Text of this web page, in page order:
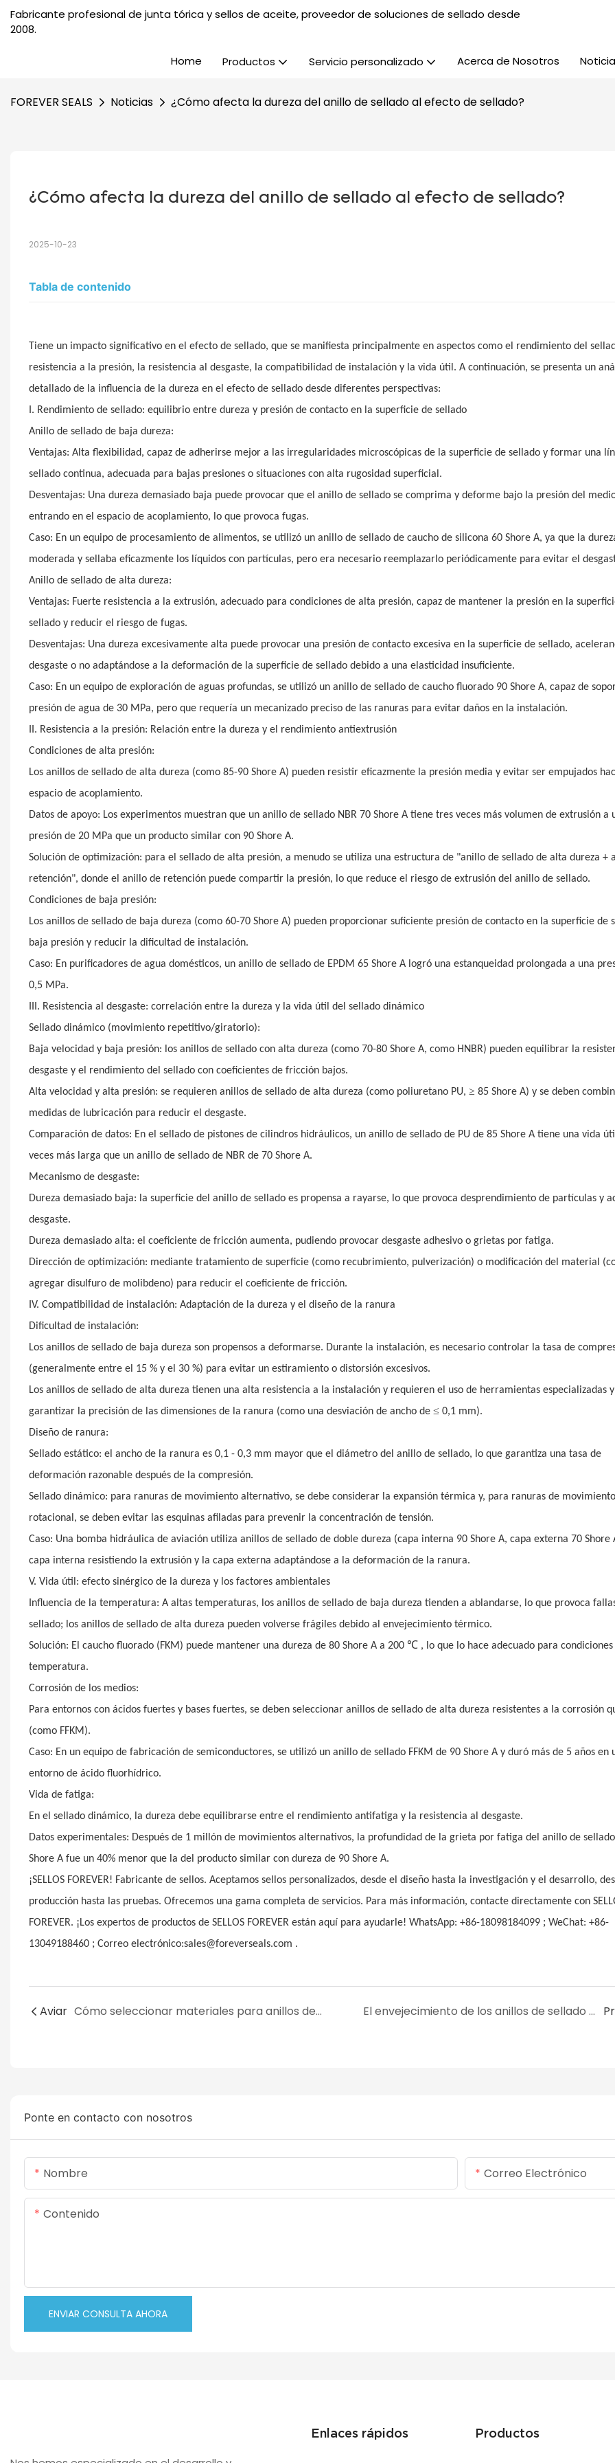
Fabricante profesional de junta tórica y sellos de aceite, proveedor de soluciones de sellado desde
2008.
Home Productos Servicio personalizado Acerca de Nosotros
FOREVER SEALS Noticias ¿Cómo afecta la dureza del anillo de sellado al efecto de sellado?
¿Cómo afecta la dureza del anillo de sellado al efecto de sellado?
2025-10-23
Tabla de contenido
Tiene un impacto significativo en el efecto de sellado, que se manifiesta principalmente en aspectos como el rendimiento del
resistencia a la presión, la resistencia al desgaste, la compatibilidad de instalación y la vida útil. A continuación, se presenta un
detallado de la influencia de la dureza en el efecto de sellado desde diferentes perspectivas:
I. Rendimiento de sellado: equilibrio entre dureza y presión de contacto en la superficie de sellado
Anillo de sellado de baja dureza:
Ventajas: Alta flexibilidad, capaz de adherirse mejor a las irregularidades microscópicas de la superficie de sellado y formar una
sellado continua, adecuada para bajas presiones o situaciones con alta rugosidad superficial.
Desventajas: Una dureza demasiado baja puede provocar que el anillo de sellado se comprima y deforme bajo la presión del
entrando en el espacio de acoplamiento, lo que provoca fugas.
Caso: En un equipo de procesamiento de alimentos, se utilizó un anillo de sellado de caucho de silicona 60 Shore A, ya que la
moderada y sellaba eficazmente los líquidos con partículas, pero era necesario reemplazarlo periódicamente para evitar el
Anillo de sellado de alta dureza:
Ventajas: Fuerte resistencia a la extrusión, adecuado para condiciones de alta presión, capaz de mantener la presión en la
sellado y reducir el riesgo de fugas.
Desventajas: Una dureza excesivamente alta puede provocar una presión de contacto excesiva en la superficie de sellado,
desgaste o no adaptándose a la deformación de la superficie de sellado debido a una elasticidad insuficiente.
Caso: En un equipo de exploración de aguas profundas, se utilizó un anillo de sellado de caucho fluorado 90 Shore A, capaz de
presión de agua de 30 MPa, pero que requería un mecanizado preciso de las ranuras para evitar daños en la instalación.
II. Resistencia a la presión: Relación entre la dureza y el rendimiento antiextrusión
Condiciones de alta presión:
Los anillos de sellado de alta dureza (como 85-90 Shore A) pueden resistir eficazmente la presión media y evitar ser empujados
espacio de acoplamiento.
Datos de apoyo: Los experimentos muestran que un anillo de sellado NBR 70 Shore A tiene tres veces más volumen de extrusión a
presión de 20 MPa que un producto similar con 90 Shore A.
Solución de optimización: para el sellado de alta presión, a menudo se utiliza una estructura de "anillo de sellado de alta dureza +
retención", donde el anillo de retención puede compartir la presión, lo que reduce el riesgo de extrusión del anillo de sellado.
Condiciones de baja presión:
Los anillos de sellado de baja dureza (como 60-70 Shore A) pueden proporcionar suficiente presión de contacto en la superficie de
baja presión y reducir la dificultad de instalación.
Caso: En purificadores de agua domésticos, un anillo de sellado de EPDM 65 Shore A logró una estanqueidad prolongada a una
0,5 MPa.
III. Resistencia al desgaste: correlación entre la dureza y la vida útil del sellado dinámico
Sellado dinámico (movimiento repetitivo/giratorio):
Baja velocidad y baja presión: los anillos de sellado con alta dureza (como 70-80 Shore A, como HNBR) pueden equilibrar la
desgaste y el rendimiento del sellado con coeficientes de fricción bajos.
Alta velocidad y alta presión: se requieren anillos de sellado de alta dureza (como poliuretano PU, ≥ 85 Shore A) y se deben
medidas de lubricación para reducir el desgaste.
Comparación de datos: En el sellado de pistones de cilindros hidráulicos, un anillo de sellado de PU de 85 Shore A tiene una vida
veces más larga que un anillo de sellado de NBR de 70 Shore A.
Mecanismo de desgaste:
Dureza demasiado baja: la superficie del anillo de sellado es propensa a rayarse, lo que provoca desprendimiento de partículas y
desgaste.
Dureza demasiado alta: el coeficiente de fricción aumenta, pudiendo provocar desgaste adhesivo o grietas por fatiga.
Dirección de optimización: mediante tratamiento de superficie (como recubrimiento, pulverización) o modificación del material
agregar disulfuro de molibdeno) para reducir el coeficiente de fricción.
IV. Compatibilidad de instalación: Adaptación de la dureza y el diseño de la ranura
Dificultad de instalación:
Los anillos de sellado de baja dureza son propensos a deformarse. Durante la instalación, es necesario controlar la tasa de
(generalmente entre el 15 % y el 30 %) para evitar un estiramiento o distorsión excesivos.
Los anillos de sellado de alta dureza tienen una alta resistencia a la instalación y requieren el uso de herramientas especializadas y
garantizar la precisión de las dimensiones de la ranura (como una desviación de ancho de ≤ 0,1 mm).
Diseño de ranura:
Sellado estático: el ancho de la ranura es 0,1 - 0,3 mm mayor que el diámetro del anillo de sellado, lo que garantiza una tasa de
deformación razonable después de la compresión.
Sellado dinámico: para ranuras de movimiento alternativo, se debe considerar la expansión térmica y, para ranuras de movimiento
rotacional, se deben evitar las esquinas afiladas para prevenir la concentración de tensión.
Caso: Una bomba hidráulica de aviación utiliza anillos de sellado de doble dureza (capa interna 90 Shore A, capa externa 70 Shore
capa interna resistiendo la extrusión y la capa externa adaptándose a la deformación de la ranura.
V. Vida útil: efecto sinérgico de la dureza y los factores ambientales
Influencia de la temperatura: A altas temperaturas, los anillos de sellado de baja dureza tienden a ablandarse, lo que provoca
sellado; los anillos de sellado de alta dureza pueden volverse frágiles debido al envejecimiento térmico.
Solución: El caucho fluorado (FKM) puede mantener una dureza de 80 Shore A a 200 ℃ , lo que lo hace adecuado para
temperatura.
Corrosión de los medios:
Para entornos con ácidos fuertes y bases fuertes, se deben seleccionar anillos de sellado de alta dureza resistentes a la corrosión
(como FFKM).
Caso: En un equipo de fabricación de semiconductores, se utilizó un anillo de sellado FFKM de 90 Shore A y duró más de 5 años en
entorno de ácido fluorhídrico.
Vida de fatiga:
En el sellado dinámico, la dureza debe equilibrarse entre el rendimiento antifatiga y la resistencia al desgaste.
Datos experimentales: Después de 1 millón de movimientos alternativos, la profundidad de la grieta por fatiga del anillo de
Shore A fue un 40% menor que la del producto similar con dureza de 90 Shore A.
¡SELLOS FOREVER! Fabricante de sellos. Aceptamos sellos personalizados, desde el diseño hasta la investigación y el desarrollo,
producción hasta las pruebas. Ofrecemos una gama completa de servicios. Para más información, contacte directamente con
FOREVER. ¡Los expertos de productos de SELLOS FOREVER están aquí para ayudarle! WhatsApp: +86-18098184099 ; WeChat: +86-
13049188460 ; Correo electrónico:sales@foreverseals.com .
Aviar Cómo seleccionar materiales para anillos de sellado resistentes a la corrosión química El envejecimiento de los anillos de sellado reduce su vida útil. ¿Cómo evitarlo?
Ponte en contacto con nosotros
Nombre Correo Electrónico
Contenido
ENVIAR CONSULTA AHORA
Enlaces rápidos Productos